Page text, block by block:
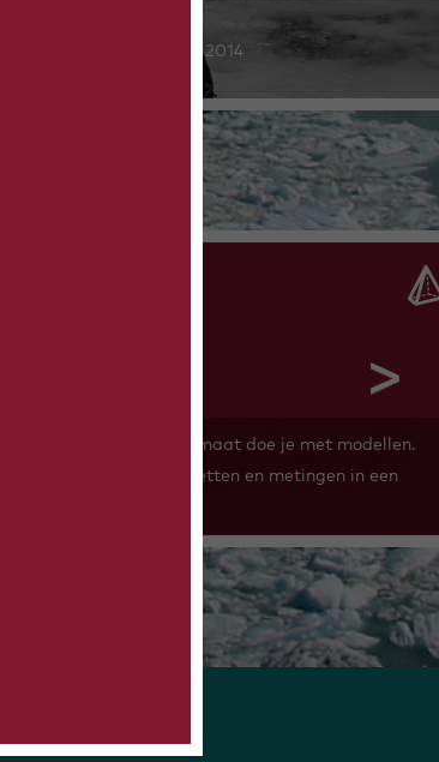
VAN GEFFEN
afgestudeerd in 2014
maken over het klimaat doe je met modellen.
is essentieel om die wetten en metingen in een
model te vangen.